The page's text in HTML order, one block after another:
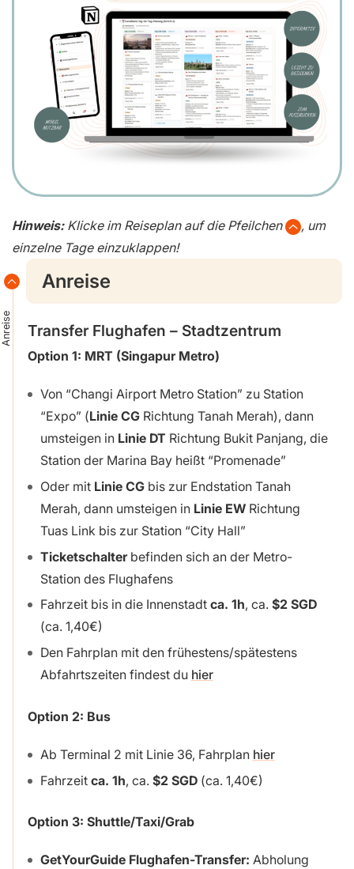
Hinweis: Klicke im Reiseplan auf die Pfeilchen
, um
einzelne Tage einzuklappen!
Anreise
Anreise
Transfer Flughafen – Stadtzentrum
Option 1: MRT (Singapur Metro)
Von “Changi Airport Metro Station” zu Station
“Expo” (Linie CGRichtung Tanah Merah), dann
umsteigen in Linie DT Richtung Bukit Panjang, die
Station der Marina Bay heißt “Promenade”
Oder mit Linie CGbis zur Endstation Tanah
Merah, dann umsteigen in Linie EWRichtung
Tuas Link bis zur Station “City Hall”
Ticketschalterbefinden sich an der Metro-
Station des Flughafens
Fahrzeit bis in die Innenstadt ca. 1h, ca. $2 SGD
(ca. 1,40€)
Den Fahrplan mit den frühestens/spätestens
Abfahrtszeiten findest du hier
Option 2: Bus
Ab Terminal 2 mit Linie 36, Fahrplan hier
Fahrzeit ca. 1h, ca. $2 SGD(ca. 1,40€)
Option 3: Shuttle/Taxi/Grab
GetYourGuide Flughafen-Transfer: Abholung